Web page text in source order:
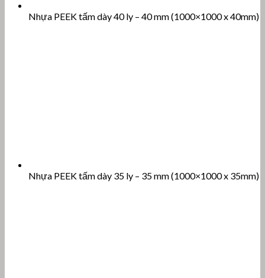
Nhựa PEEK tấm dày 40 ly – 40 mm (1000×1000 x 40mm)
Nhựa PEEK tấm dày 35 ly – 35 mm (1000×1000 x 35mm)